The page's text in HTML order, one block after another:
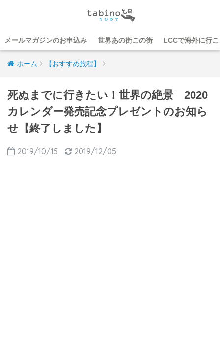
メールマガジンのお申込み 世界あの街この街 LCCで海外に行
ホーム 【おすすめ旅程】
死ぬまでに行きたい！世界の絶景 2020
カレンダー発売記念プレゼントのお知ら
せ【終了しました】
2019/10/15 2019/12/05